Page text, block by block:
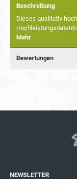
Beschreibung
Dieses qualitativ
Mehr
Bewertungen
NEWSLETTER